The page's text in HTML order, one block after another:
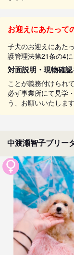
お迎えにあたって
子犬のお迎えにあた
護管理法第21条の4に
対面説明・現物確
ことが義務付けられ
必ず事業所にて見学
う、お願いいたします
中渡瀬智子ブリー